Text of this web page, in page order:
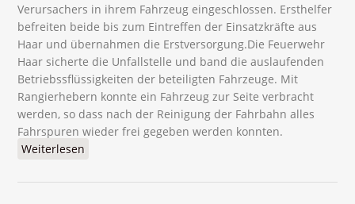
Verursachers in ihrem Fahrzeug eingeschlossen. Ersthelfer
befreiten beide bis zum Eintreffen der Einsatzkräfte aus
Haar und übernahmen die Erstversorgung.Die Feuerwehr
Haar sicherte die Unfallstelle und band die auslaufenden
Betriebssflüssigkeiten der beteiligten Fahrzeuge. Mit
Rangierhebern konnte ein Fahrzeug zur Seite verbracht
werden, so dass nach der Reinigung der Fahrbahn alles
Fahrspuren wieder frei gegeben werden konnten.
Weiterlesen